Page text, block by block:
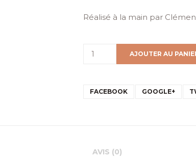
Réalisé à la main par
AJOUTER AU
FACEBOOK GOOGLE+
AVIS (0)